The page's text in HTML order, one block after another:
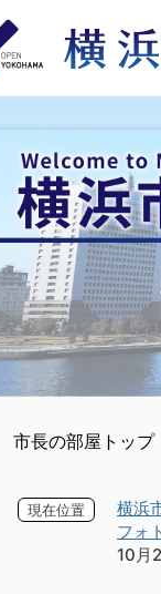
市長の部屋トップ
現在位置 横浜
フォ
10月